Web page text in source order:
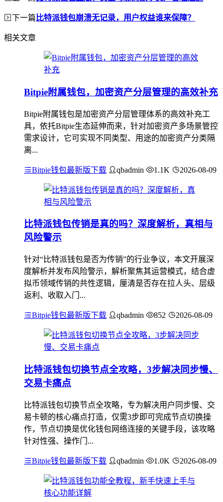
下一篇 比特派钱包崩溃无记录，用户权益谁来保障？
相关文章
Bitpie附属钱包，加密资产分层管理的高效补充
Bitpie附属钱包是加密资产分层管理体系的高效补充工
具，依托Bitpie生态延伸而来，针对加密资产多场景管控
需求设计，它可实现不同类型、用途的加密资产分类隔
离...
Bitpie钱包最新版下载 qbadmin 1.1K 2026-08-09
比特派钱包传销是真的吗？深度解析，真相与
风险警示
针对“比特派钱包是否为传销”的行业争议，本文开展深
度解析并发布风险警示，解析聚焦其运营模式，结合虚
拟币领域传销的共性逻辑，厘清是否存在拉人头、层级
返利、收取入门...
Bitpie钱包最新版下载 qbadmin 852 2026-08-09
比特派钱包切换节点全攻略，3步解决同步慢、
交易卡痛点
比特派钱包切换节点全攻略，专为解决用户同步慢、交
易卡顿的核心痛点打造，仅需3步即可完成节点切换操
作，节点切换是优化钱包网络连接的关键手段，该攻略
针对性强、操作门...
Bitpie钱包最新版下载 qbadmin 1.0K 2026-08-09